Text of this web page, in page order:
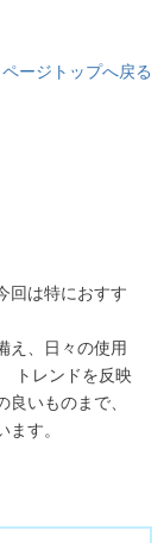
ページトップへ戻る
回は特におすす
え、日々の使用
トレンドを反映
いものまで、
す。